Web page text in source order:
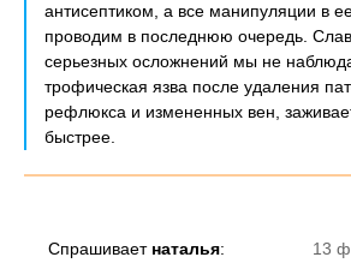
антисептиком, а все манипуляции в
проводим в последнюю очередь.
серьезных осложнений мы не
трофическая язва после удаления
рефлюкса и измененных вен,
быстрее.
13
Спрашивает наталья: